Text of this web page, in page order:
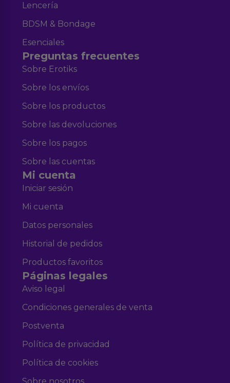
Lencería
BDSM & Bondage
Esenciales
Preguntas frecuentes
Sobre Erotiks
Sobre los envíos
Sobre los productos
Sobre las devoluciones
Sobre los pagos
Sobre las cuentas
Mi cuenta
Iniciar sesión
Mi cuenta
Datos personales
Historial de pedidos
Productos favoritos
Páginas legales
Aviso legal
Condiciones generales de venta
Postventa
Política de privacidad
Política de cookies